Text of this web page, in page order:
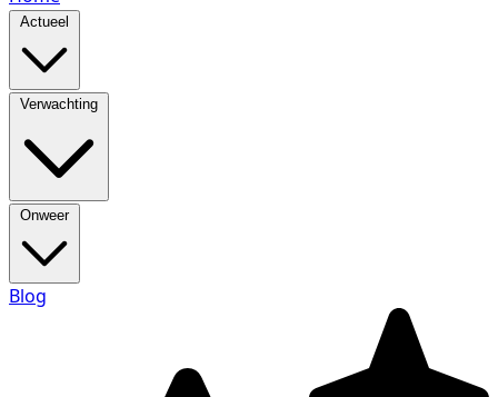
Actueel
Verwachting
Onweer
Blog